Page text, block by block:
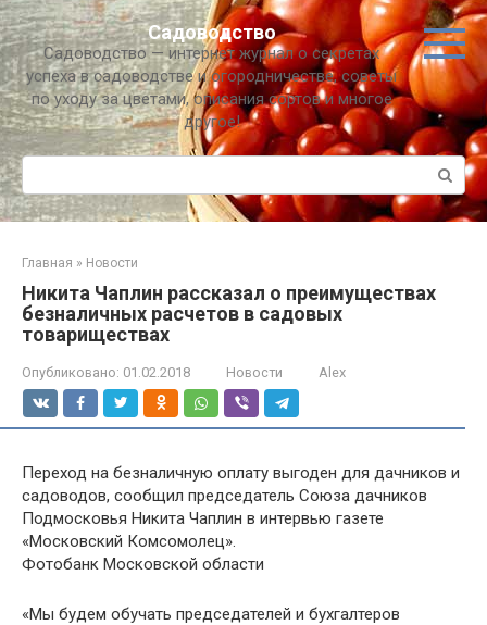
Перейти
к
контенту
Садоводство
Садоводство — интернет журнал о секретах
успеха в садоводстве и огородничестве, советы
по уходу за цветами, описания сортов и многое
другое!
Поиск:
Главная » Новости
Никита Чаплин рассказал о преимуществах
безналичных расчетов в садовых
товариществах
Опубликовано: 01.02.2018 Новости Alex
Переход на безналичную оплату выгоден для дачников и
садоводов, сообщил председатель Союза дачников
Подмосковья Никита Чаплин в интервью газете
«Московский Комсомолец».
Фотобанк Московской области
«Мы будем обучать председателей и бухгалтеров